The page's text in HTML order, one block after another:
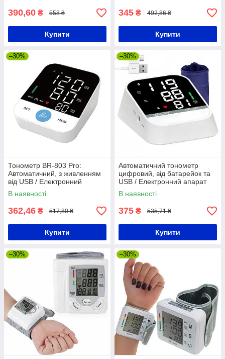
390,60 ₴ 558 ₴
Купити
345 ₴ 492,86 ₴
Купити
–30%
Тонометр BR-803 Pro:
Автоматичний, з живленням
від USB / Електронний
апарат для вимірювання
тиску / Електронний
В наявності
362,46 ₴ 517,80 ₴
Купити
–30%
Автоматичний тонометр
цифровий, від батарейок та
USB / Електронний апарат
для вимірювання тиску
В наявності
375 ₴ 535,71 ₴
Купити
–30% –30%